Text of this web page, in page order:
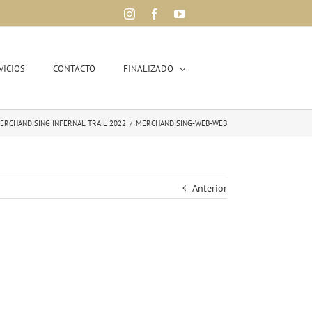
InstagramFacebookYouTube
CONTACTO FINALIZADO
INFERNAL TRAIL 2022 / MERCHANDISING-WEB-WEB
Anterior